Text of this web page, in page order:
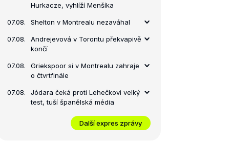
Hurkacze, vyhlíží Menšíka
07.08. Shelton v Montrealu nezaváhal
07.08.
Andrejevová v Torontu překvapivě
končí
07.08.
Griekspoor si v Montrealu zahraje
o čtvrtfinále
07.08.
Jódara čeká proti Lehečkovi velký
test, tuší španělská média
Další expres zprávy